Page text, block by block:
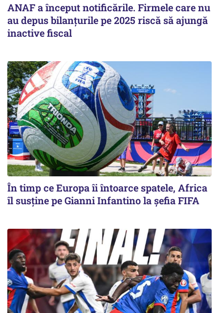
ANAF a început notificările. Firmele care nu
au depus bilanțurile pe 2025 riscă să ajungă
inactive fiscal
În timp ce Europa îi întoarce spatele, Africa
îl susține pe Gianni Infantino la șefia FIFA